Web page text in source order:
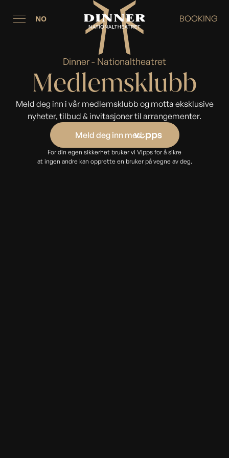
NO BOOKING
Dinner - Nationaltheatret
Medlemsklubb
Meld deg inn i vår medlemsklubb og motta eksklusive
nyheter, tilbud & invitasjoner til arrangementer.
Meld deg inn med
For din egen sikkerhet bruker vi Vipps for å sikre
at ingen andre kan opprette en bruker på vegne av deg.